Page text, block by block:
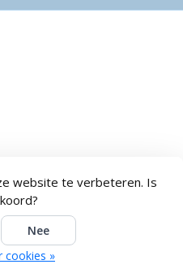
website te verbeteren. Is
Nee
cookies »